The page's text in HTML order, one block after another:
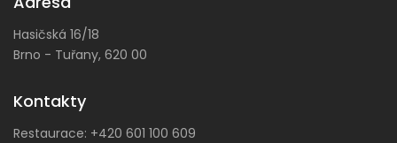
Hasičská 16/18
Brno - Tuřany, 620 00
Kontakty
Restaurace: +420 601 100 609